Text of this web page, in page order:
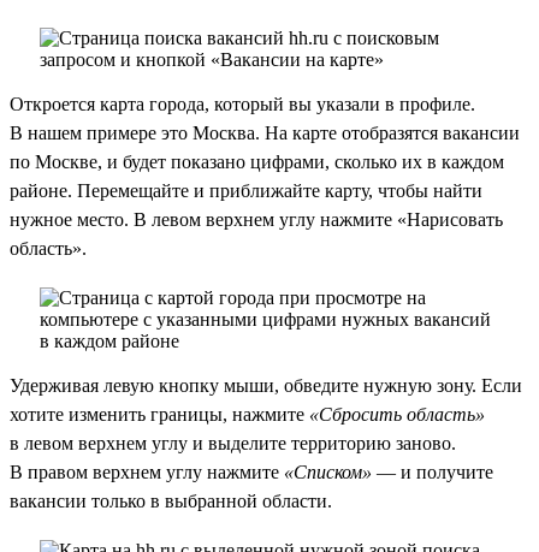
Откроется карта города, который вы указали в профиле.
В нашем примере это Москва. На карте отобразятся вакансии
по Москве, и будет показано цифрами, сколько их в каждом
районе. Перемещайте и приближайте карту, чтобы найти
нужное место. В левом верхнем углу нажмите «Нарисовать
область».
Удерживая левую кнопку мыши, обведите нужную зону. Если
хотите изменить границы, нажмите «Сбросить область»
в левом верхнем углу и выделите территорию заново.
В правом верхнем углу нажмите «Списком» — и получите
вакансии только в выбранной области.